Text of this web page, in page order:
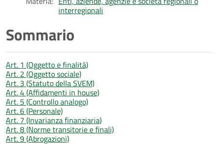
interregionali
Sommario
Art. 1 (Oggetto e finalità)
Art. 2 (Oggetto sociale)
Art. 3 (Statuto della SVEM)
Art. 4 (Affidamenti in house)
Art. 5 (Controllo analogo)
Art. 6 (Personale)
Art. 7 (Invarianza finanziaria)
Art. 8 (Norme transitorie e finali)
Art. 9 (Abrogazioni)